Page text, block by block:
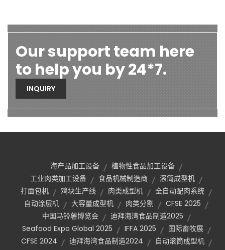
Our support team here
to help you by 24*7.
INQUIRY
海产品加工设备
植物性食品加工设备
工业肉类加工设备
食品机械制造商
滚筒成型机
打面包机
鸡块生产线 肉类成型机
全自动配肉系统
自动涂层机
大容量成型机 肉类分割
CFSE 2025
中国马铃薯博览会
迪拜海湾食品制造2025
Seafood Expo Global 2025
IFFA 2025
国际畜牧展
CFSE 2024
迪拜海湾食品制造2024
自动滚筒成型机